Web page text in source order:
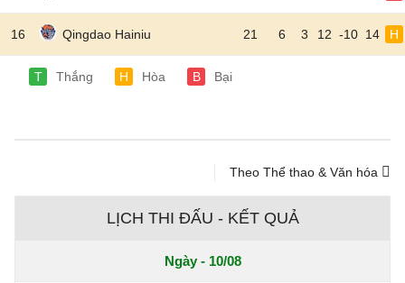
16 Qingdao Hainiu 21 6 3 12 -10 14 H
T Thắng H Hòa B Bại
Theo Thể thao & Văn hóa
LỊCH THI ĐẤU - KẾT QUẢ
Ngày - 10/08